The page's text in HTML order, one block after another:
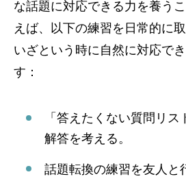
な話題に対応できる力を養う
えば、以下の練習を日常的に
いざという時に自然に対応で
す：
「答えたくない質問リ
解答を考える。
話題転換の練習を友人と